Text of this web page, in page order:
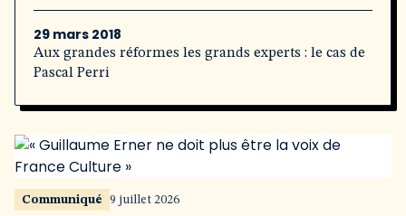
29 mars 2018
Aux grandes réformes les grands experts : le cas de
Pascal Perri
Communiqué 9 juillet 2026